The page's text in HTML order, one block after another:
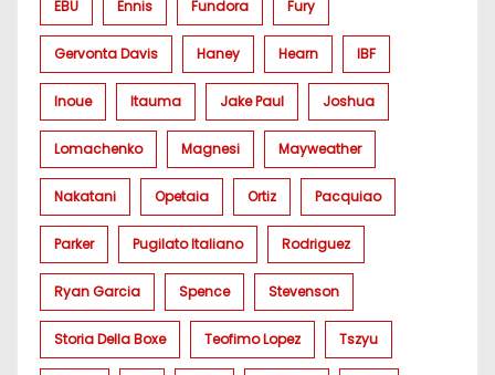
EBU Ennis Fundora Fury
Gervonta Davis Haney Hearn IBF
Inoue Itauma Jake Paul Joshua
Lomachenko Magnesi Mayweather
Nakatani Opetaia Ortiz Pacquiao
Parker Pugilato Italiano Rodriguez
Ryan Garcia Spence Stevenson
Storia Della Boxe Teofimo Lopez Tszyu